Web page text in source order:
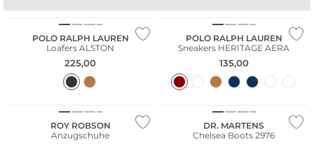
POLO RALPH LAUREN
Loafers ALSTON
225,00
POLO RALPH LAUREN
Sneakers HERITAGE AERA
135,00
ROY ROBSON
Anzugschuhe
NEU
DR. MARTENS
Chelsea Boots 2976